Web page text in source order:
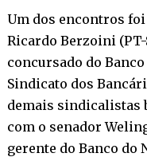
Um dos encontros
Ricardo Berzoini
concursado do
Sindicato dos
demais sindicalistas
com o senador
gerente do Banco do